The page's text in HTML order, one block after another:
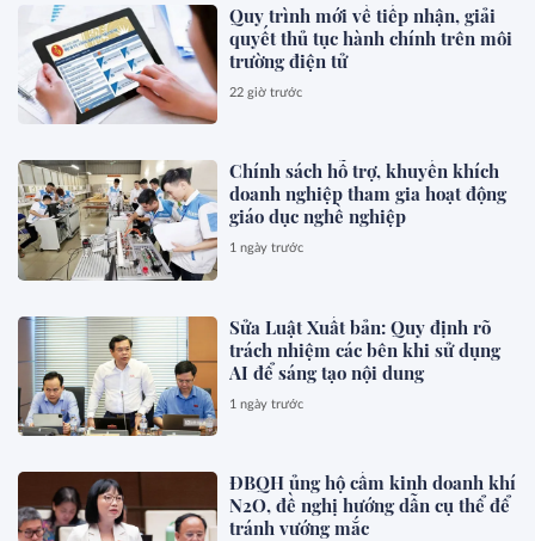
Quy trình mới về tiếp nhận, giải
quyết thủ tục hành chính trên môi
trường điện tử
22 giờ trước
Chính sách hỗ trợ, khuyến khích
doanh nghiệp tham gia hoạt động
giáo dục nghề nghiệp
1 ngày trước
Sửa Luật Xuất bản: Quy định rõ
trách nhiệm các bên khi sử dụng
AI để sáng tạo nội dung
1 ngày trước
ĐBQH ủng hộ cấm kinh doanh khí
N2O, đề nghị hướng dẫn cụ thể để
tránh vướng mắc